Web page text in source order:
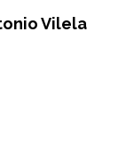
Vilela